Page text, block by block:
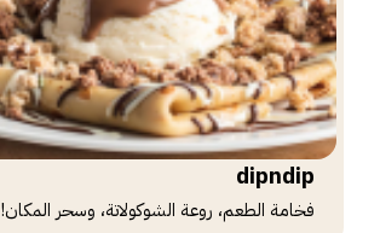
dipndip
فخامة الطعم، روعة الشوكولاتة، وسحر المكان!